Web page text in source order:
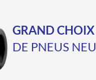
GRAND CHOIX
DE PNEUS